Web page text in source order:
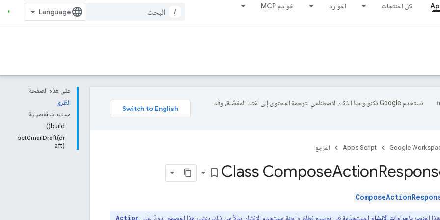
كل المنتجات الموارد خوادم MCP
/
على هذه الصفحة
الطُرق
مستندات تفصيلية
build()
setGmailDraft(dr
aft)
تستخدم Google تكنولوجيا الذكاء الاصطناعي لترجمة المحتوى إلى لغتك المفضّلة، وقد
Google
Apps Script المرجع
Class ComposeAction
bookmark_border
العنصر بإجراءات الإنشاء المستخدَمة في توسيع نطاق واجهة مستخدم الإنشاء . بدلاً من ذلك، ينشئ هذا المصمم ردودًا على Action